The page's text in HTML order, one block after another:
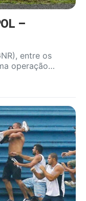
–
entre os
operação…